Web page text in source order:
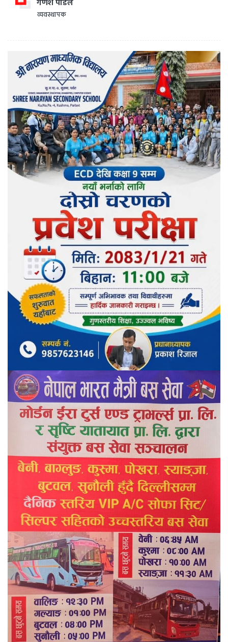
व्यवस्थापक